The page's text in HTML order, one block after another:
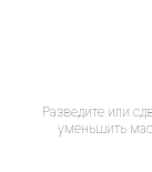
Разведите или
уменьшить